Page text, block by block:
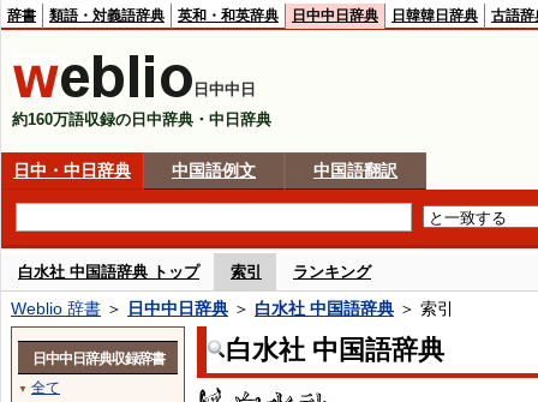
辞書 類語・対義語辞典 英和・和英辞典 日中中日辞典 日韓韓日辞典 古語辞
日中中日
約160万語収録の日中辞典・中日辞典
日中・中日辞典 中国語例文 中国語翻訳
白水社 中国語辞典 トップ 索引 ランキング
Weblio 辞書 ＞ 日中中日辞典 ＞ 白水社 中国語辞典 ＞ 索引
白水社 中国語辞典
日中中日辞典収録辞書
▼ 全て